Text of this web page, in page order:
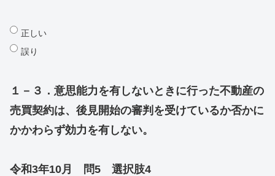
正しい
誤り
１－３．意思能力を有しないときに行った不動産の
売買契約は、後見開始の審判を受けているか否かに
かかわらず効力を有しない。
令和3年10月 問5 選択肢4